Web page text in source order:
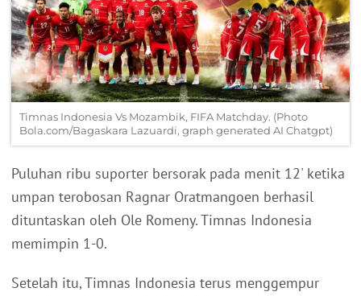
Timnas Indonesia Vs Mozambik, FIFA Matchday. (Photo
Bola.com/Bagaskara Lazuardi, graph generated AI Chatgpt)
Puluhan ribu suporter bersorak pada menit 12' ketika
umpan terobosan Ragnar Oratmangoen berhasil
dituntaskan oleh Ole Romeny. Timnas Indonesia
memimpin 1-0.
Setelah itu, Timnas Indonesia terus menggempur